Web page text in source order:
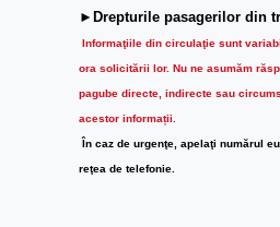
►Drepturile pasagerilor din
Informaţiile din circulaţie sunt
ora solicitării lor. Nu ne asumăm
pagube directe, indirecte sau
acestor informații.
În caz de urgenţe, apelaţi numărul
reţea de telefonie.